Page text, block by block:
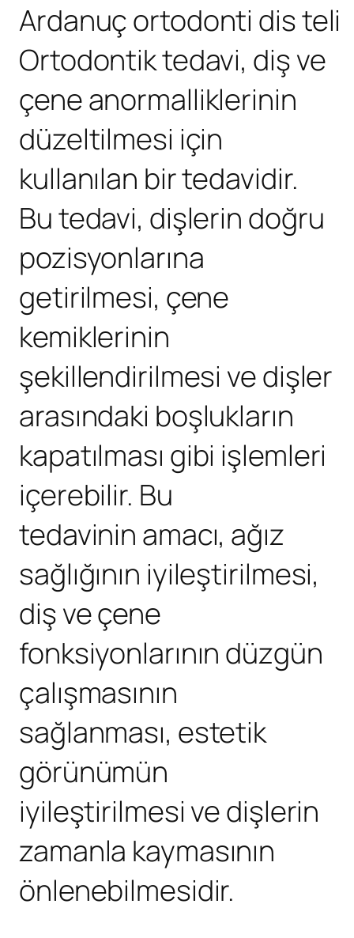
Ardanuç ortodonti dis teli
Ortodontik tedavi, diş ve
çene anormalliklerinin
düzeltilmesi için
kullanılan bir tedavidir.
Bu tedavi, dişlerin doğru
pozisyonlarına
getirilmesi, çene
kemiklerinin
şekillendirilmesi ve dişler
arasındaki boşlukların
kapatılması gibi işlemleri
içerebilir. Bu
tedavinin amacı, ağız
sağlığının iyileştirilmesi,
diş ve çene
fonksiyonlarının düzgün
çalışmasının
sağlanması, estetik
görünümün
iyileştirilmesi ve dişlerin
zamanla kaymasının
önlenebilmesidir.